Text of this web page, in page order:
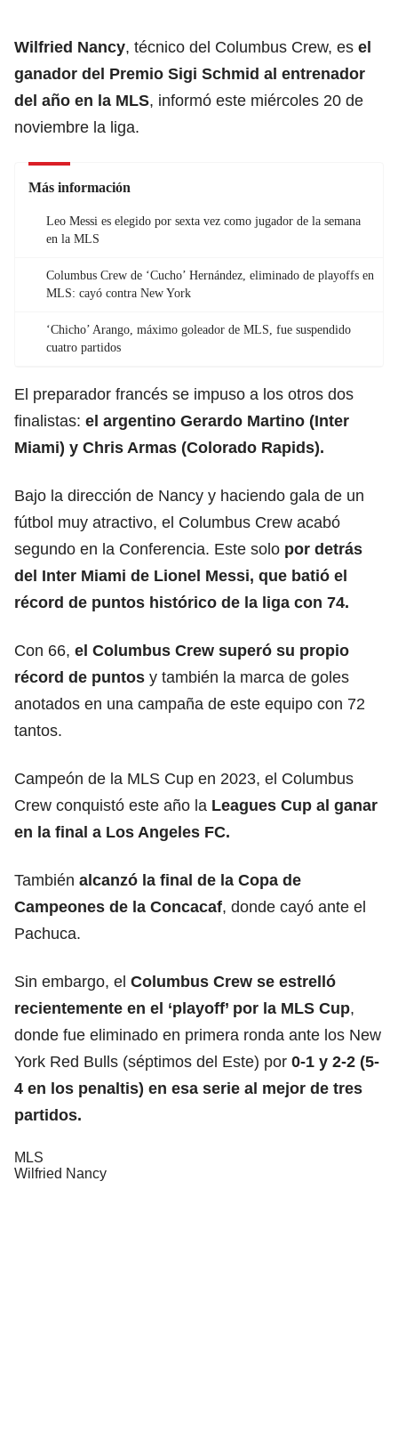
Wilfried Nancy, técnico del Columbus Crew, es el
ganador del Premio Sigi Schmid al entrenador
del año en la MLS, informó este miércoles 20 de
noviembre la liga.
Más información
Leo Messi es elegido por sexta vez como jugador de la semana
en la MLS
Columbus Crew de ‘Cucho’ Hernández, eliminado de playoffs en
MLS: cayó contra New York
‘Chicho’ Arango, máximo goleador de MLS, fue suspendido
cuatro partidos
El preparador francés se impuso a los otros dos
finalistas: el argentino Gerardo Martino (Inter
Miami) y Chris Armas (Colorado Rapids).
Bajo la dirección de Nancy y haciendo gala de un
fútbol muy atractivo, el Columbus Crew acabó
segundo en la Conferencia. Este solo por detrás
del Inter Miami de Lionel Messi, que batió el
récord de puntos histórico de la liga con 74.
Con 66, el Columbus Crew superó su propio
récord de puntos y también la marca de goles
anotados en una campaña de este equipo con 72
tantos.
Campeón de la MLS Cup en 2023, el Columbus
Crew conquistó este año la Leagues Cup al ganar
en la final a Los Angeles FC.
También alcanzó la final de la Copa de
Campeones de la Concacaf, donde cayó ante el
Pachuca.
Sin embargo, el Columbus Crew se estrelló
recientemente en el ‘playoff’ por la MLS Cup,
donde fue eliminado en primera ronda ante los New
York Red Bulls (séptimos del Este) por 0-1 y 2-2 (5-
4 en los penaltis) en esa serie al mejor de tres
partidos.
MLS
Wilfried Nancy